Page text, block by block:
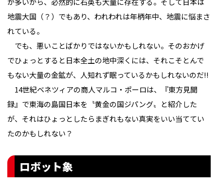
地震大国（？）でもあり、われわれは年柄年中、地震に悩まさ
れている。
でも、悪いことばかりではないかもしれない。そのおかげ
でひょっとすると日本全土の地中深くには、それこそとんで
もない大量の金鉱が、人知れず眠っているかもしれないのだ!!
14世紀ベネツィアの商人マルコ・ポーロは、『東方見聞
録』で東海の島国日本を〝黄金の国ジパング〟と紹介した
が、それはひょっとしたらまぎれもない真実をいい当ててい
たのかもしれない？
ロボット象